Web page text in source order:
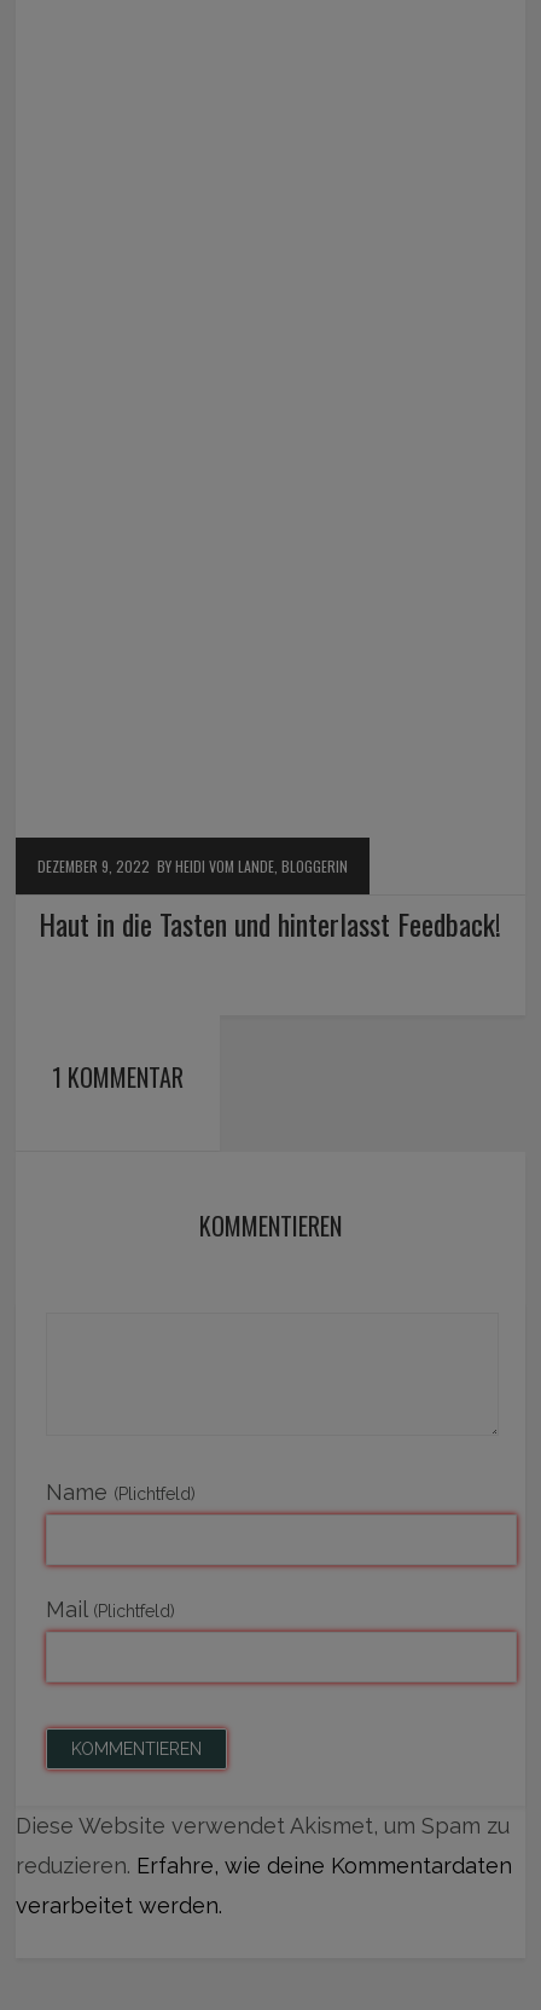
DEZEMBER 9, 2022 BY HEIDI VOM LANDE, BLOGGERIN
Haut in die Tasten und hinterlasst Feedback!
1 KOMMENTAR
KOMMENTIEREN
Name (Plichtfeld)
Mail (Plichtfeld)
Diese Website verwendet Akismet, um Spam zu
reduzieren. Erfahre, wie deine Kommentardaten
verarbeitet werden.